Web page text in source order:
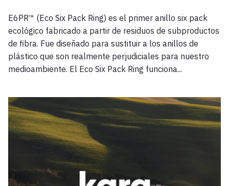
E6PR™ (Eco Six Pack Ring) es el primer anillo six pack
ecológico fabricado a partir de residuos de subproductos
de fibra. Fue diseñado para sustituir a los anillos de
plástico que son realmente perjudiciales para nuestro
medioambiente. El Eco Six Pack Ring funciona...